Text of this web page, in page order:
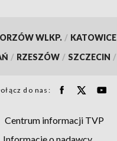
WLKP. / KATOWICE
/ RZESZÓW / SZCZECIN /
do nas:
Centrum informacji TVP